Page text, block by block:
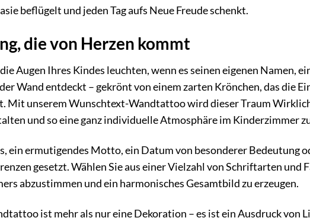
beflügelt und jeden Tag aufs Neue Freude schenkt.
die von Herzen kommt
Augen Ihres Kindes leuchten, wenn es seinen eigenen Namen,
Wand entdeckt – gekrönt von einem zarten Krönchen, das die
Mit unserem Wunschtext-Wandtattoo wird dieser Traum
und so eine ganz individuelle Atmosphäre im Kinderzimmer
ein ermutigendes Motto, ein Datum von besonderer Bedeutung
gesetzt. Wählen Sie aus einer Vielzahl von Schriftarten und
abzustimmen und ein harmonisches Gesamtbild zu erzeugen.
ist mehr als nur eine Dekoration – es ist ein Ausdruck von